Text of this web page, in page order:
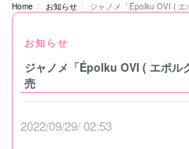
Home お知らせ ジャノメ「Épolku OVI (
お知らせ
ジャノメ「Épolku OVI ( エポル
売
2022/09/29/ 02:53